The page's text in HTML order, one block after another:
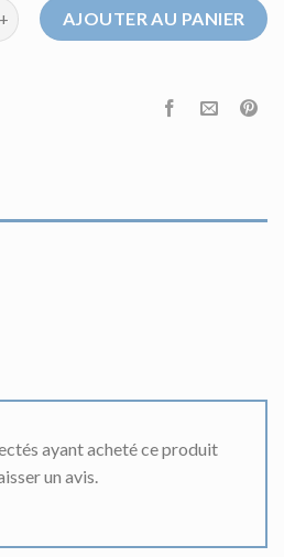
pull maille homme
AJOUTER AU PANIER
ayant acheté ce produit
un avis.